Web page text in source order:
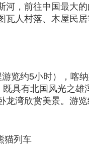
，前往中国最大
人村落、木屋民
览约5小时），喀
具有北国风光之
湾欣赏美景。游览
猫列车